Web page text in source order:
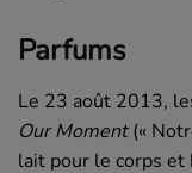
Parfums
Le 23 août 2013,
Our Moment(«
lait pour le corps et